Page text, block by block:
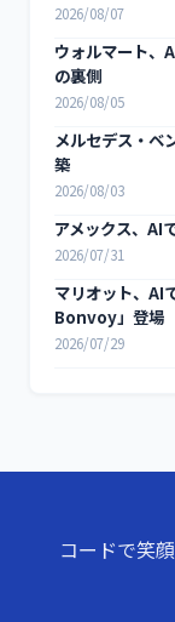
2026/08/07
ウォルマート、
の裏側
2026/08/05
メルセデス・ベ
築
2026/08/03
アメックス、AI
2026/07/31
マリオット、AI
Bonvoy」登場
2026/07/29
コードで笑